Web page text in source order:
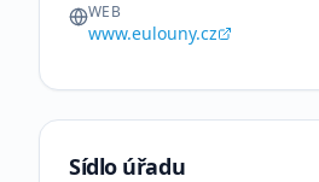
WEB
www.eulouny.cz
Sídlo úřadu